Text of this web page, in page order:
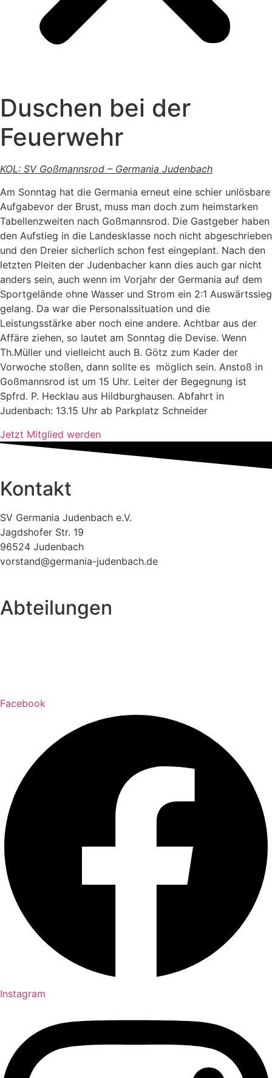
Duschen bei der
Feuerwehr
KOL: SV Goßmannsrod – Germania Judenbach
Am Sonntag hat die Germania erneut eine schier unlösbare
Aufgabevor der Brust, muss man doch zum heimstarken
Tabellenzweiten nach Goßmannsrod. Die Gastgeber haben
den Aufstieg in die Landesklasse noch nicht abgeschrieben
und den Dreier sicherlich schon fest eingeplant. Nach den
letzten Pleiten der Judenbacher kann dies auch gar nicht
anders sein, auch wenn im Vorjahr der Germania auf dem
Sportgelände ohne Wasser und Strom ein 2:1 Auswärtssieg
gelang. Da war die Personalssituation und die
Leistungsstärke aber noch eine andere. Achtbar aus der
Affäre ziehen, so lautet am Sonntag die Devise. Wenn
Th.Müller und vielleicht auch B. Götz zum Kader der
Vorwoche stoßen, dann sollte es möglich sein. Anstoß in
Goßmannsrod ist um 15 Uhr. Leiter der Begegnung ist
Spfrd. P. Hecklau aus Hildburghausen. Abfahrt in
Judenbach: 13.15 Uhr ab Parkplatz Schneider
Jetzt Mitglied werden
Kontakt
SV Germania Judenbach e.V.
Jagdshofer Str. 19
96524 Judenbach
vorstand@germania-judenbach.de
Abteilungen
Facebook
Instagram